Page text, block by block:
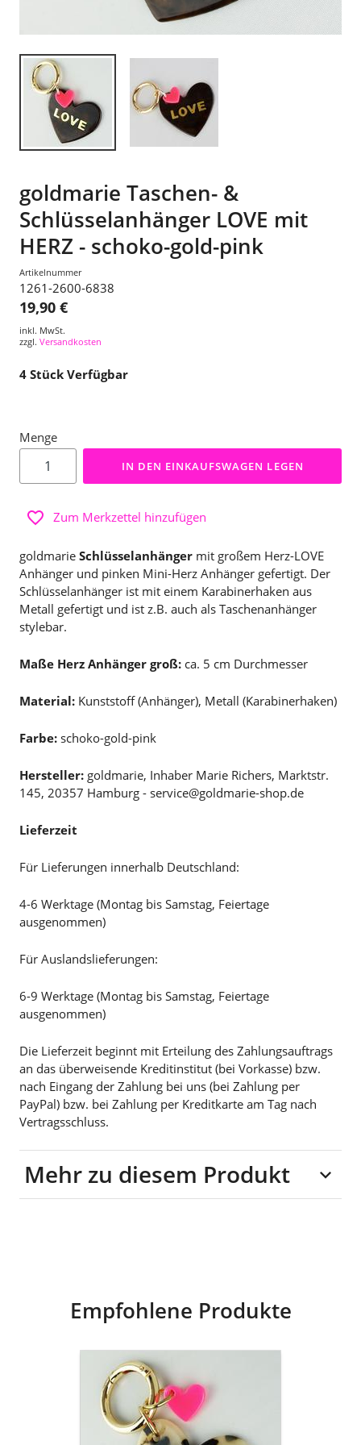
goldmarie Taschen- &
Schlüsselanhänger LOVE mit
HERZ - schoko-gold-pink
Artikelnummer
1261-2600-6838
19,90 €
inkl. MwSt.
zzgl. Versandkosten
4 Stück Verfügbar
Menge
IN DEN EINKAUFSWAGEN LEGEN
Zum Merkzettel hinzufügen
goldmarie Schlüsselanhänger mit großem Herz-LOVE
Anhänger und pinken Mini-Herz Anhänger gefertigt. Der
Schlüsselanhänger ist mit einem Karabinerhaken aus
Metall gefertigt und ist z.B. auch als Taschenanhänger
stylebar.
Maße Herz Anhänger groß: ca. 5 cm Durchmesser
Material: Kunststoff (Anhänger), Metall (Karabinerhaken)
Farbe: schoko-gold-pink
Hersteller: goldmarie, Inhaber Marie Richers, Marktstr.
145, 20357 Hamburg - service@goldmarie-shop.de
Lieferzeit
Für Lieferungen innerhalb Deutschland:
4-6 Werktage (Montag bis Samstag, Feiertage
ausgenommen)
Für Auslandslieferungen:
6-9 Werktage (Montag bis Samstag, Feiertage
ausgenommen)
Die Lieferzeit beginnt mit Erteilung des Zahlungsauftrags
an das überweisende Kreditinstitut (bei Vorkasse) bzw.
nach Eingang der Zahlung bei uns (bei Zahlung per
PayPal) bzw. bei Zahlung per Kreditkarte am Tag nach
Vertragsschluss.
Mehr zu diesem Produkt
Empfohlene Produkte
goldmarie
Taschen-
Schlüsselanhänger
DACKEL